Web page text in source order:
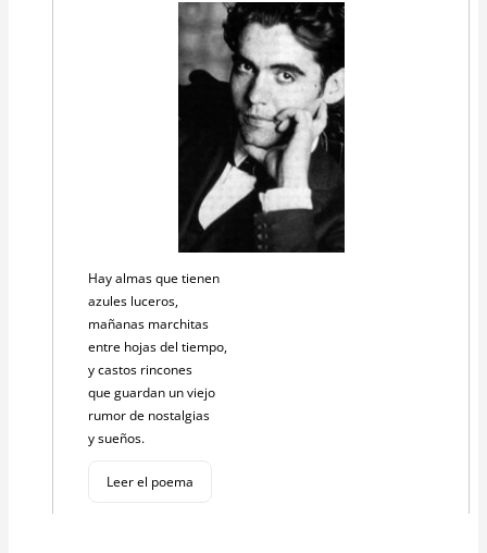
Hay almas que tienen
azules luceros,
mañanas marchitas
entre hojas del tiempo,
y castos rincones
que guardan un viejo
rumor de nostalgias
y sueños.
Leer el poema